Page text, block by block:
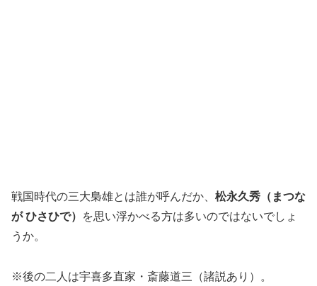
戦国時代の三大梟雄とは誰が呼んだか、 松永久秀（まつな
が ひさひで）
を思い浮かべる方は多いのではないでしょ
うか。
※後の二人は宇喜多直家・斎藤道三（諸説あり）。